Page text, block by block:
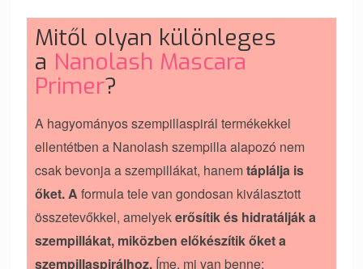
Mitől olyan különleges
a Nanolash Mascara
Primer?
A hagyományos szempillaspirál termékekkel
ellentétben a Nanolash szempilla alapozó nem
csak bevonja a szempillákat, hanemtáplálja is
őket. A formula tele van gondosan kiválasztott
összetevőkkel, amelyekerősítik és hidratálják a
szempillákat, miközben előkészítik őket a
szempillaspirálhoz. Íme, mi van benne: